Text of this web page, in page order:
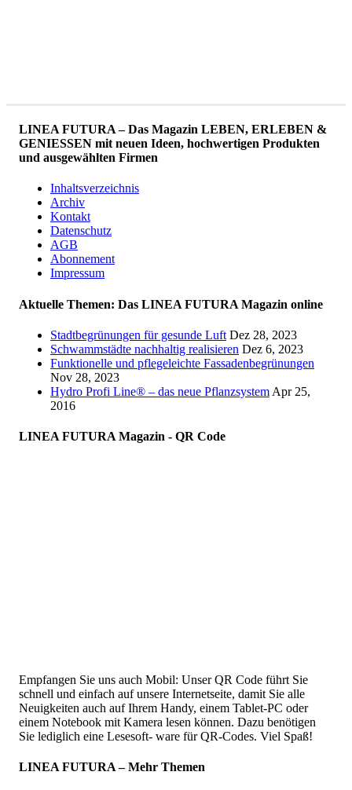
LINEA FUTURA – Das Magazin LEBEN, ERLEBEN &
GENIESSEN mit neuen Ideen, hochwertigen Produkten
und ausgewählten Firmen
Inhaltsverzeichnis
Archiv
Kontakt
Datenschutz
AGB
Abonnement
Impressum
Aktuelle Themen: Das LINEA FUTURA Magazin online
Stadtbegrünungen für gesunde Luft Dez 28, 2023
Schwammstädte nachhaltig realisieren Dez 6, 2023
Funktionelle und pflegeleichte Fassadenbegrünungen
Nov 28, 2023
Hydro Profi Line® – das neue Pflanzsystem Apr 25,
2016
LINEA FUTURA Magazin - QR Code
Empfangen Sie uns auch Mobil: Unser QR Code führt Sie
schnell und einfach auf unsere Internetseite, damit Sie alle
Neuigkeiten auch auf Ihrem Handy, einem Tablet-PC oder
einem Notebook mit Kamera lesen können. Dazu benötigen
Sie lediglich eine Lesesoft- ware für QR-Codes. Viel Spaß!
LINEA FUTURA – Mehr Themen